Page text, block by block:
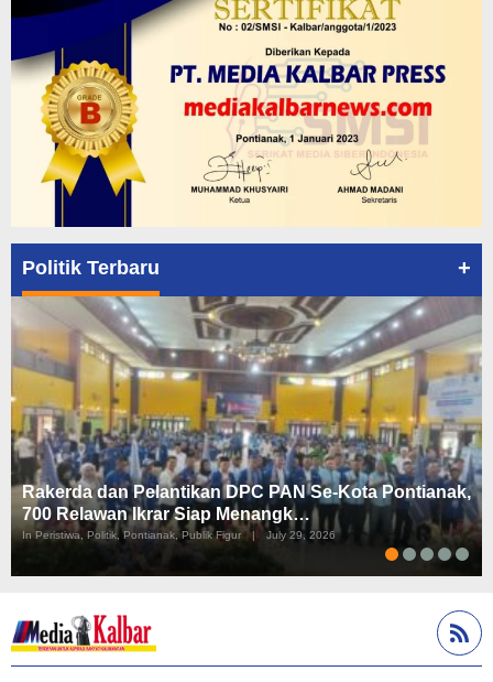
Politik Terbaru +
Rakerda dan Pelantikan DPC PAN Se-Kota Pontianak,
700 Relawan Ikrar Siap Menangk…
In Peristiwa, Politik, Pontianak, Publik Figur | July 29, 2026